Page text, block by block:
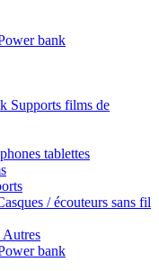
bank
Supports films de
tablettes
/ écouteurs sans fil
Autres
bank